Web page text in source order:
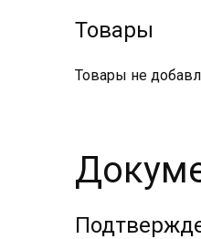
Товары
Товары не